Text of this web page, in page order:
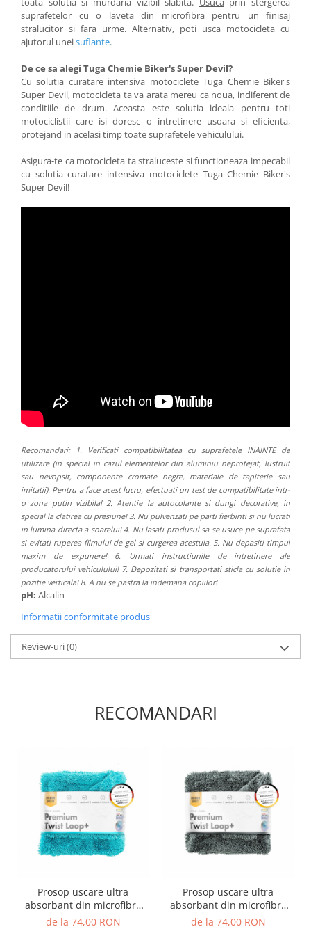
suprafetelor cu o laveta din microfibra pentru un finisaj
stralucitor si fara urme. Alternativ, poti usca motocicleta cu
ajutorul uneisuflante.
De ce sa alegi Tuga Chemie Biker's Super Devil?
Cu solutia curatare intensiva motociclete Tuga Chemie Biker's
Super Devil, motocicleta ta va arata mereu ca noua, indiferent de
conditiile de drum. Aceasta este solutia ideala pentru toti
motociclistii care isi doresc o intretinere usoara si eficienta,
protejand in acelasi timp toate suprafetele vehiculului.
Asigura-te ca motocicleta ta straluceste si functioneaza impecabil
cu solutia curatare intensiva motociclete Tuga Chemie Biker's
Super Devil!
Recomandari: 1. Verificati compatibilitatea cu suprafetele INAINTE de
utilizare (in special in cazul elementelor din aluminiu neprotejat, lustruit
sau nevopsit, componente cromate negre, materiale de tapiterie sau
imitatii). Pentru a face acest lucru, efectuati un test de compatibilitate intr-
o zona putin vizibila! 2. Atentie la autocolante si dungi decorative, in
special la clatirea cu presiune! 3. Nu pulverizati pe parti fierbinti si nu lucrati
in lumina directa a soarelui! 4. Nu lasati produsul sa se usuce pe suprafata
si evitati ruperea filmului de gel si curgerea acestuia. 5. Nu depasiti timpul
maxim de expunere! 6. Urmati instructiunile de intretinere ale
producatorului vehiculului! 7. Depozitati si transportati sticla cu solutie in
pozitie verticala! 8. A nu se pastra la indemana copiilor!
pH: Alcalin
Informatii conformitate produs
Review-uri(0)
RECOMANDARI
Prosop uscare ultra
absorbant din microfibra
ChemicalWorkz Premium
de la 74,00 RON
Prosop uscare ultra
absorbant din microfibra
ChemicalWorkz Premium
de la 74,00 RON